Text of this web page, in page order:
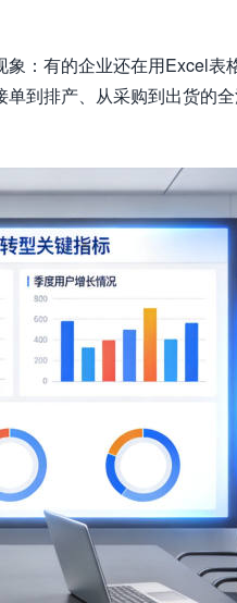
：有的企业还在用Excel表
到排产、从采购到出货的